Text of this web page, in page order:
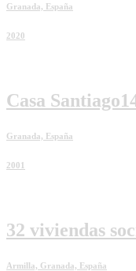
Granada, España
2020
Casa
Granada, España
2001
32 viviendas
Armilla, Granada, España